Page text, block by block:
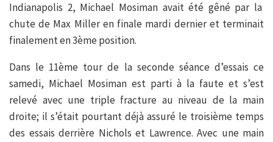
Indianapolis 2, Michael Mosiman avait été gêné par la
chute de Max Miller en finale mardi dernier et terminait
finalement en 3ème position.
Dans le 11ème tour de la seconde séance d’essais ce
samedi, Michael Mosiman est parti à la faute et s’est
relevé avec une triple fracture au niveau de la main
droite; il s’était pourtant déjà assuré le troisième temps
des essais derrière Nichols et Lawrence. Avec une main